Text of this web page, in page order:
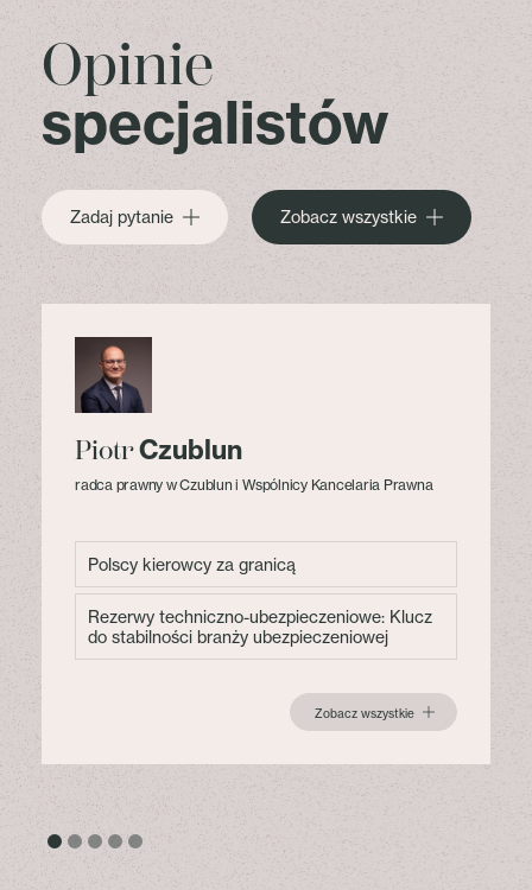
Opinie
specjalistów
Zadaj pytanie Zobacz wszystkie
PiotrCzublun
radca prawny w Czublun i Wspólnicy Kancelaria Prawna
Polscy kierowcy za granicą
Rezerwy techniczno-ubezpieczeniowe: Klucz
do stabilności branży ubezpieczeniowej
Zobacz wszystkie